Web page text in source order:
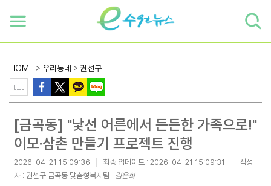
HOME > 우리동네 > 권선구
[금곡동] "낯선 어른에서 든든한 가족으로!"
이모·삼촌 만들기 프로젝트 진행
2026-04-21 15:09:36 최종 업데이트 : 2026-04-21 15:09:31
작성
자 : 권선구 금곡동 맞춤형복지팀
김은희